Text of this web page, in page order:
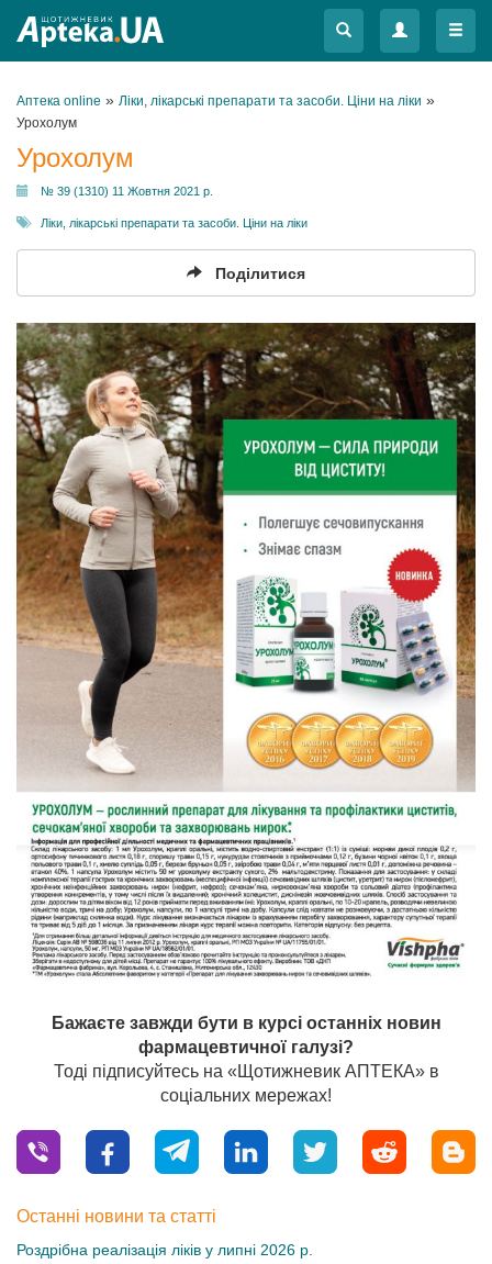
Меню
Меню
Аптека online » Ліки, лікарські препарати та засоби. Ціни на ліки »
Урохолум
Урохолум
№ 39 (1310) 11 Жовтня 2021 р.
Ліки, лікарські препарати та засоби. Ціни на ліки
Поділитися
Бажаєте завжди бути в курсі останніх новин
фармацевтичної галузі?
Тоді підписуйтесь на «Щотижневик АПТЕКА» в
соціальних мережах!
Останні новини та статті
Роздрібна реалізація ліків у липні 2026 р.